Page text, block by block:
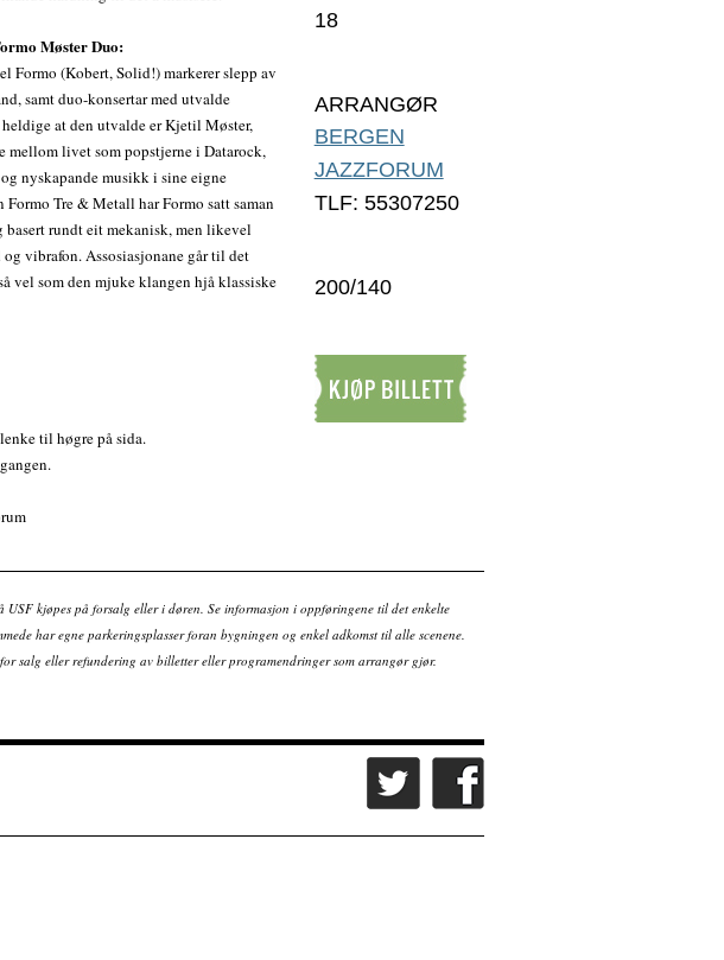
Møster Duo:
Formo (Kobert, Solid!) markerer slepp av
samt duo-konsertar med utvalde
heldige at den utvalde er Kjetil Møster,
mellom livet som popstjerne i Datarock,
nyskapande musikk i sine eigne
Tre & Metall har Formo satt saman
basert rundt eit mekanisk, men likevel
vibrafon. Assosiasjonane går til det
vel som den mjuke klangen hjå klassiske
til høgre på sida.
18
ARRANGØR
BERGEN
JAZZFORUM
TLF: 55307250
200/140
USF kjøpes på forsalg eller i døren. Se informasjon i oppføringene til det enkelte
har egne parkeringsplasser foran bygningen og enkel adkomst til alle scenene.
salg eller refundering av billetter eller programendringer som arrangør gjør.